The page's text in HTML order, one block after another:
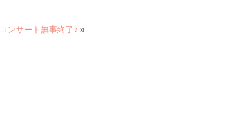
コンサート無事終了♪ »